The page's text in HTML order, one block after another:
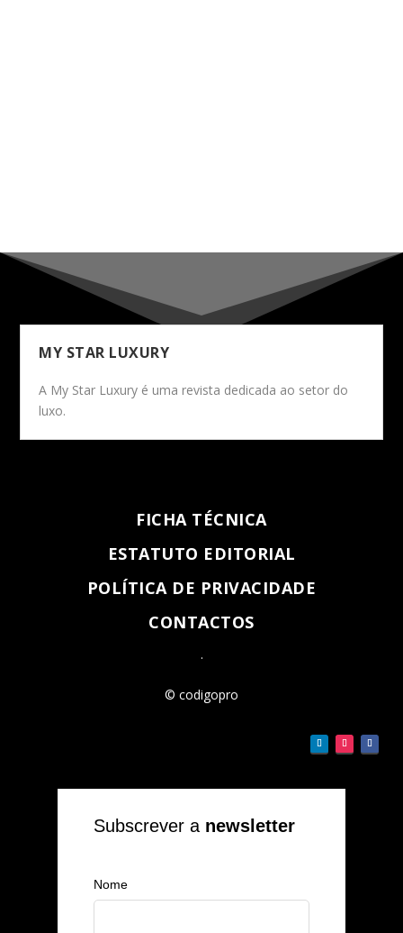
MY STAR LUXURY
A My Star Luxury é uma revista dedicada ao setor do
luxo.
FICHA TÉCNICA
ESTATUTO EDITORIAL
POLÍTICA DE PRIVACIDADE
CONTACTOS
.
© codigopro
Subscrever a newsletter
Nome